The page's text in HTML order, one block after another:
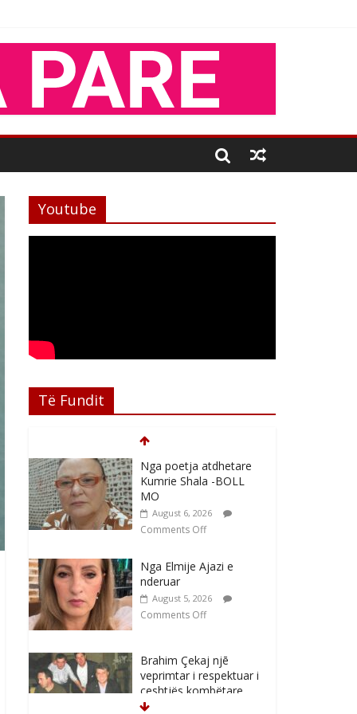
Youtube
Të Fundit
Nga poetja atdhetare
Kumrie Shala -BOLL
MO
August 6, 2026
Comments Off
Nga Elmije Ajazi e
nderuar
August 5, 2026
Comments Off
Brahim Çekaj njē
veprimtar i respektuar i
çeshtjës kombëtare